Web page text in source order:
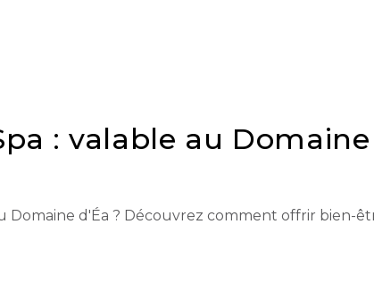
: valable au Domaine
Domaine d'Éa ? Découvrez comment offrir bien-